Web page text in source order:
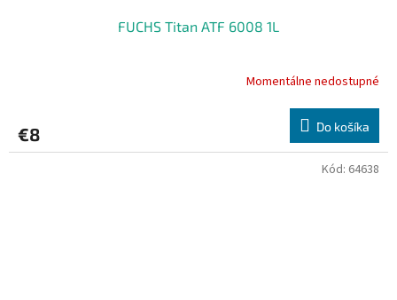
FUCHS Titan ATF 6008 1L
Momentálne nedostupné
€8 Do košíka
Kód: 64638